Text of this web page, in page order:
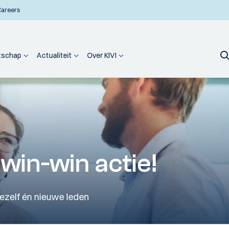
Actualiteit Over KIVI
win actie!
én nieuwe leden